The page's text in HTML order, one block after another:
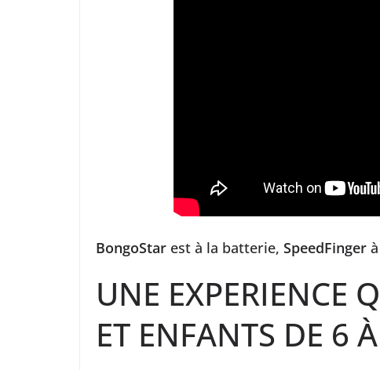
BongoStar est à la batterie, SpeedFinger
UNE EXPERIENCE
ET ENFANTS DE 6